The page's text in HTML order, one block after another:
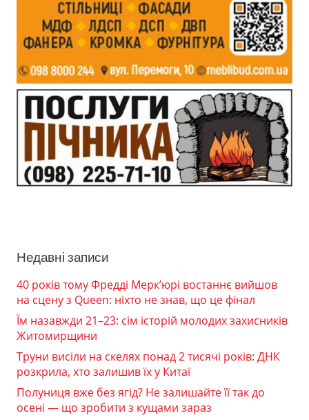
Недавні записи
40 років тому Фредді Мерк’юрі востаннє вийшов
на сцену з Queen: ніхто не знав, що це фінал
Їм назавжди 21–23: сім історій молодих захисників
Житомирщини
Труни висіли на скелях понад 2 тисячі років: ДНК
розкрила, хто залишив їх у Китаї
Полуниця вже без ягід? Не залишайте її так до
осені — що зробити з кущами зараз